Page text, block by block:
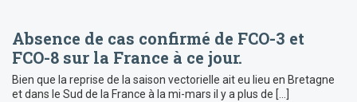
Absence de cas confirmé de FCO-3 et
FCO-8 sur la France à ce jour.
Bien que la reprise de la saison vectorielle ait eu lieu en Bretagne
et dans le Sud de la France à la mi-mars il y a plus de […]